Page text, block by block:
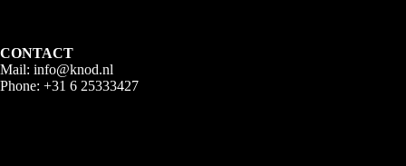
CONTACT
Mail: info@knod.nl
Phone: +31 6 25333427